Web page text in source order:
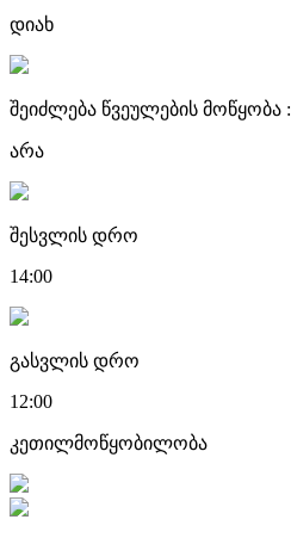
დიახ
შეიძლება წვეულების მოწყობა :
არა
შესვლის დრო
14:00
გასვლის დრო
12:00
კეთილმოწყობილობა